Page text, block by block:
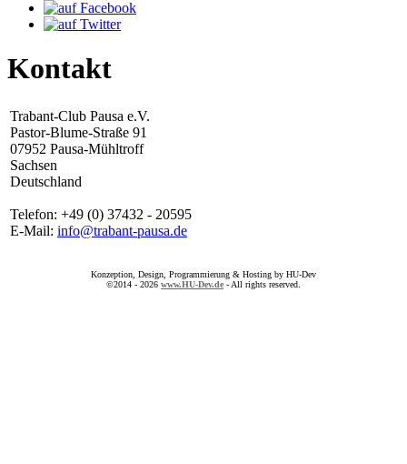
Kontakt
Trabant-Club Pausa e.V.
Pastor-Blume-Straße 91
07952 Pausa-Mühltroff
Sachsen
Deutschland
Telefon: +49 (0) 37432 - 20595
E-Mail: info@trabant-pausa.de
Konzeption, Design, Programmierung & Hosting by HU-Dev
©2014 - 2026 www.HU-Dev.de - All rights reserved.